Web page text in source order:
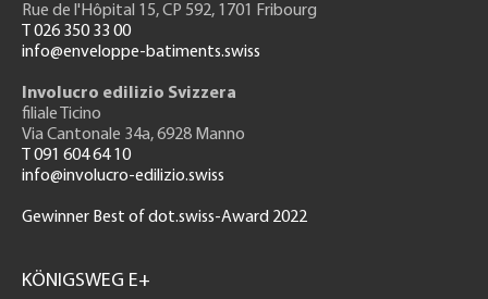
Rue de l'Hôpital 15, CP 592, 1701 Fribourg
T 026 350 33 00
info@enveloppe-batiments.swiss
Involucro edilizio Svizzera
filiale Ticino
Via Cantonale 34a, 6928 Manno
T 091 604 64 10
info@involucro-edilizio.swiss
Gewinner Best of dot.swiss-Award 2022
GH
KÖNIGSWEG E+